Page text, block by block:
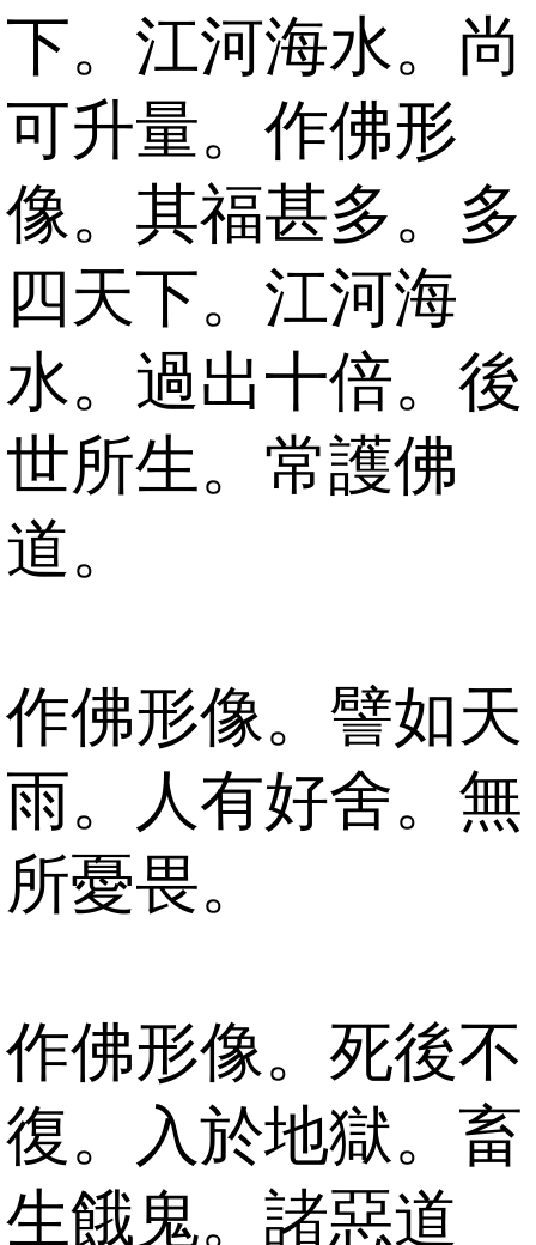
下。江河海水。尚
可升量。作佛形
像。其福甚多。多
四天下。江河海
水。過出十倍。後
世所生。常護佛
道。
作佛形像。譬如天
雨。人有好舍。無
所憂畏。
作佛形像。死後不
復。入於地獄。畜
生餓鬼。諸惡道